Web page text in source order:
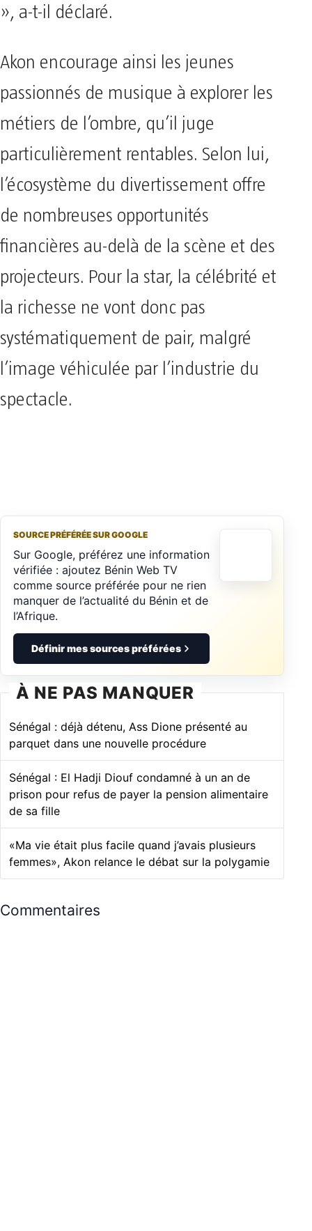
», a-t-il déclaré.
Akon encourage ainsi les jeunes
passionnés de musique à explorer les
métiers de l’ombre, qu’il juge
particulièrement rentables. Selon lui,
l’écosystème du divertissement offre
de nombreuses opportunités
financières au-delà de la scène et des
projecteurs. Pour la star, la célébrité et
la richesse ne vont donc pas
systématiquement de pair, malgré
l’image véhiculée par l’industrie du
spectacle.
SOURCE PRÉFÉRÉE SUR GOOGLE
Sur Google, préférez une information
vérifiée : ajoutez Bénin Web TV
comme source préférée pour ne rien
manquer de l’actualité du Bénin et de
l’Afrique.
Définir mes sources préférées
À NE PAS MANQUER
Sénégal : déjà détenu, Ass Dione présenté au
parquet dans une nouvelle procédure
Sénégal : El Hadji Diouf condamné à un an de
prison pour refus de payer la pension alimentaire
de sa fille
«Ma vie était plus facile quand j’avais plusieurs
femmes», Akon relance le débat sur la polygamie
Commentaires